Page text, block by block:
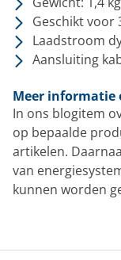
Geschikt voor
Laadstroom
Aansluiting
Meer informatie
In ons blogitem
op bepaalde
artikelen.
van
kunnen worden